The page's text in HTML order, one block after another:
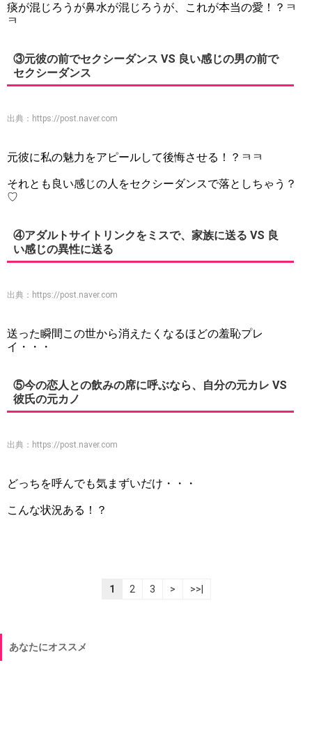
痰が混じろうが鼻水が混じろうが、これが本当の愛！？ㅋ
ㅋ
③元彼の前でセクシーダンス VS 良い感じの男の前で
セクシーダンス
出典： https://post.naver.com
元彼に私の魅力をアピールして後悔させる！？ㅋㅋ
それとも良い感じの人をセクシーダンスで落としちゃう？
♡
④アダルトサイトリンクをミスで、家族に送る VS 良
い感じの異性に送る
出典： https://post.naver.com
送った瞬間この世から消えたくなるほどの羞恥プレ
イ・・・
⑤今の恋人との飲みの席に呼ぶなら、自分の元カレ VS
彼氏の元カノ
出典： https://post.naver.com
どっちを呼んでも気まずいだけ・・・
こんな状況ある！？
1 2 3 > >>|
あなたにオススメ